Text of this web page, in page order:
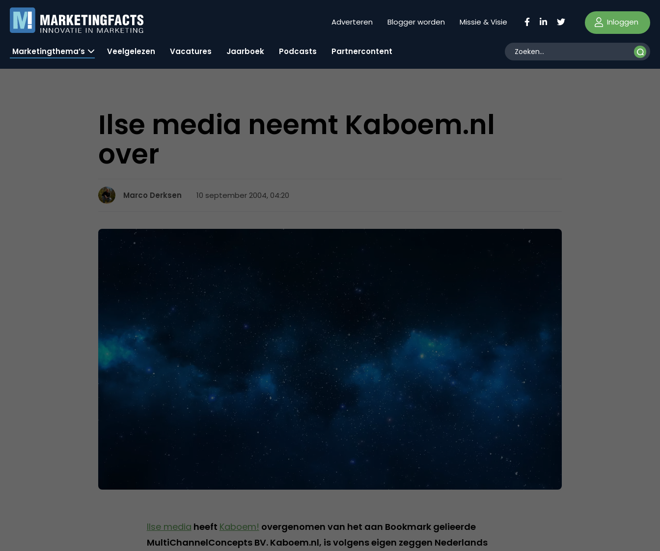
Adverteren Blogger worden Missie & Visie Inloggen
Marketingthema’s Veelgelezen Vacatures Jaarboek Podcasts Partnercontent
Ilse media neemt Kaboem.nl
over
Marco Derksen 10 september 2004, 04:20
Ilse media heeft Kaboem! overgenomen van het aan Bookmark gelieerde
MultiChannelConcepts BV. Kaboem.nl, is volgens eigen zeggen Nederlands